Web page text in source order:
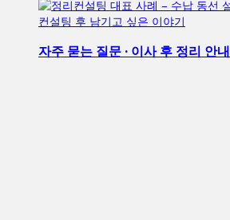
컨설팅 후 남기고 싶은 이야기
자주 묻는 질문 · 이사 후 정리 안내